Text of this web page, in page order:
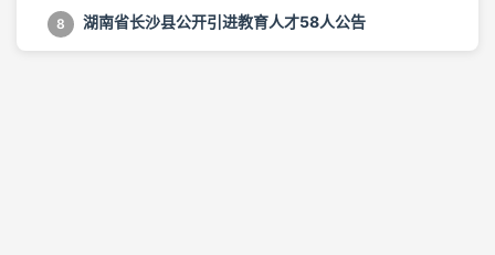
8 湖南省长沙县公开引进教育人才58人公告